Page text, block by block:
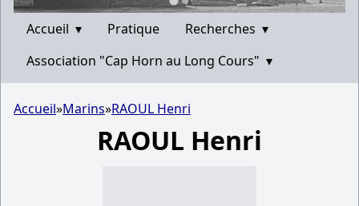
Accueil ▾ Pratique Recherches ▾
Association "Cap Horn au Long Cours" ▾
Accueil»Marins»RAOUL Henri
RAOUL Henri